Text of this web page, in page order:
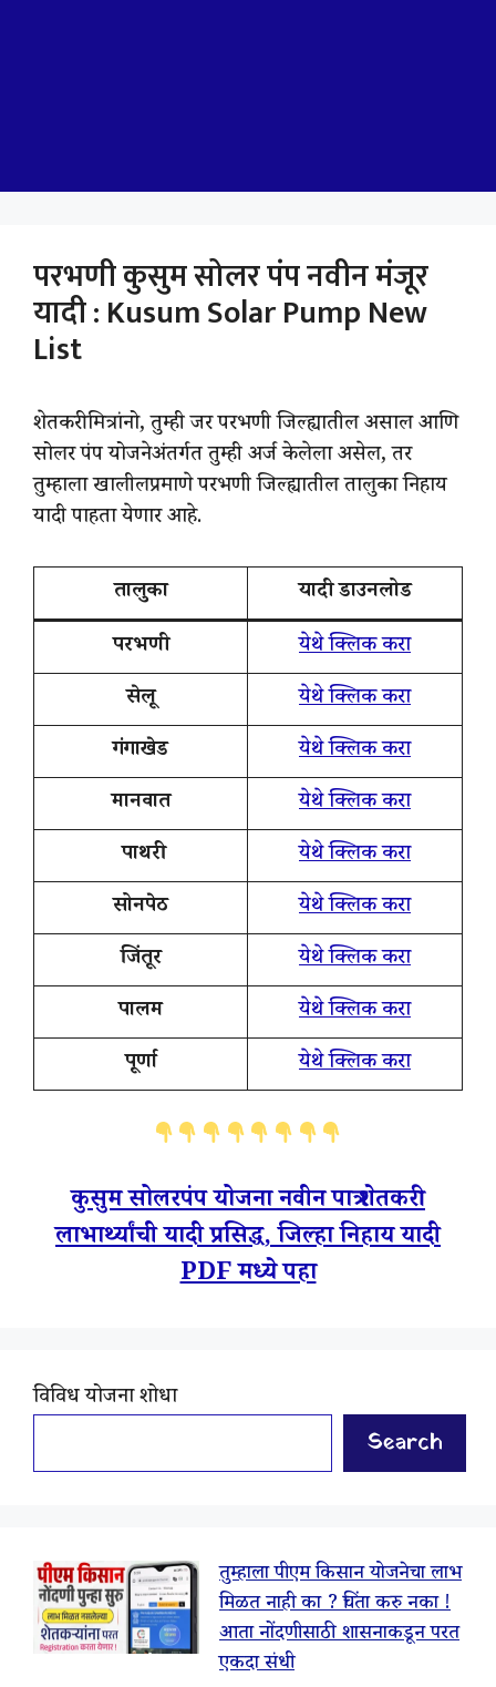
परभणी कुसुम सोलर पंप नवीन मंजूर
यादी : Kusum Solar Pump New
List
शेतकरी मित्रांनो, तुम्ही जर परभणी जिल्ह्यातील असाल आणि
सोलर पंप योजनेअंतर्गत तुम्ही अर्ज केलेला असेल, तर
तुम्हाला खालीलप्रमाणे परभणी जिल्ह्यातील तालुका निहाय
यादी पाहता येणार आहे.
तालुका
यादी डाउनलोड
परभणी
येथे क्लिक करा
सेलू
येथे क्लिक करा
गंगाखेड
येथे क्लिक करा
मानवात
येथे क्लिक करा
पाथरी
येथे क्लिक करा
सोनपेठ
येथे क्लिक करा
जिंतूर
येथे क्लिक करा
पालम
येथे क्लिक करा
पूर्णा
येथे क्लिक करा
कुसुम सोलरपंप योजना नवीन पात्र शेतकरी
लाभार्थ्यांची यादी प्रसिद्ध, जिल्हा निहाय यादी
PDF मध्ये पहा
विविध योजना शोधा
Search
तुम्हाला पीएम किसान योजनेचा लाभ
मिळत नाही का ? चिंता करु नका !
आता नोंदणीसाठी शासनाकडून परत
एकदा संधी